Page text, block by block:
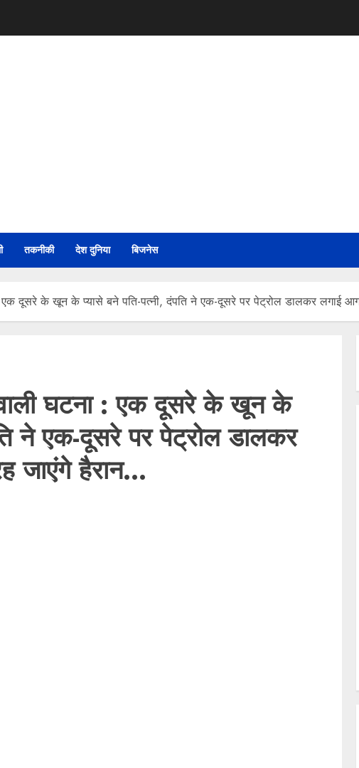
तकनीकी देश दुनिया बिजनेस
दूसरे के खून के प्यासे बने पति-पत्नी, दंपति ने एक-दूसरे पर पेट्रोल डालकर लगाई
घटना : एक दूसरे के खून के
ने एक-दूसरे पर पेट्रोल डालकर
जाएंगे हैरान…